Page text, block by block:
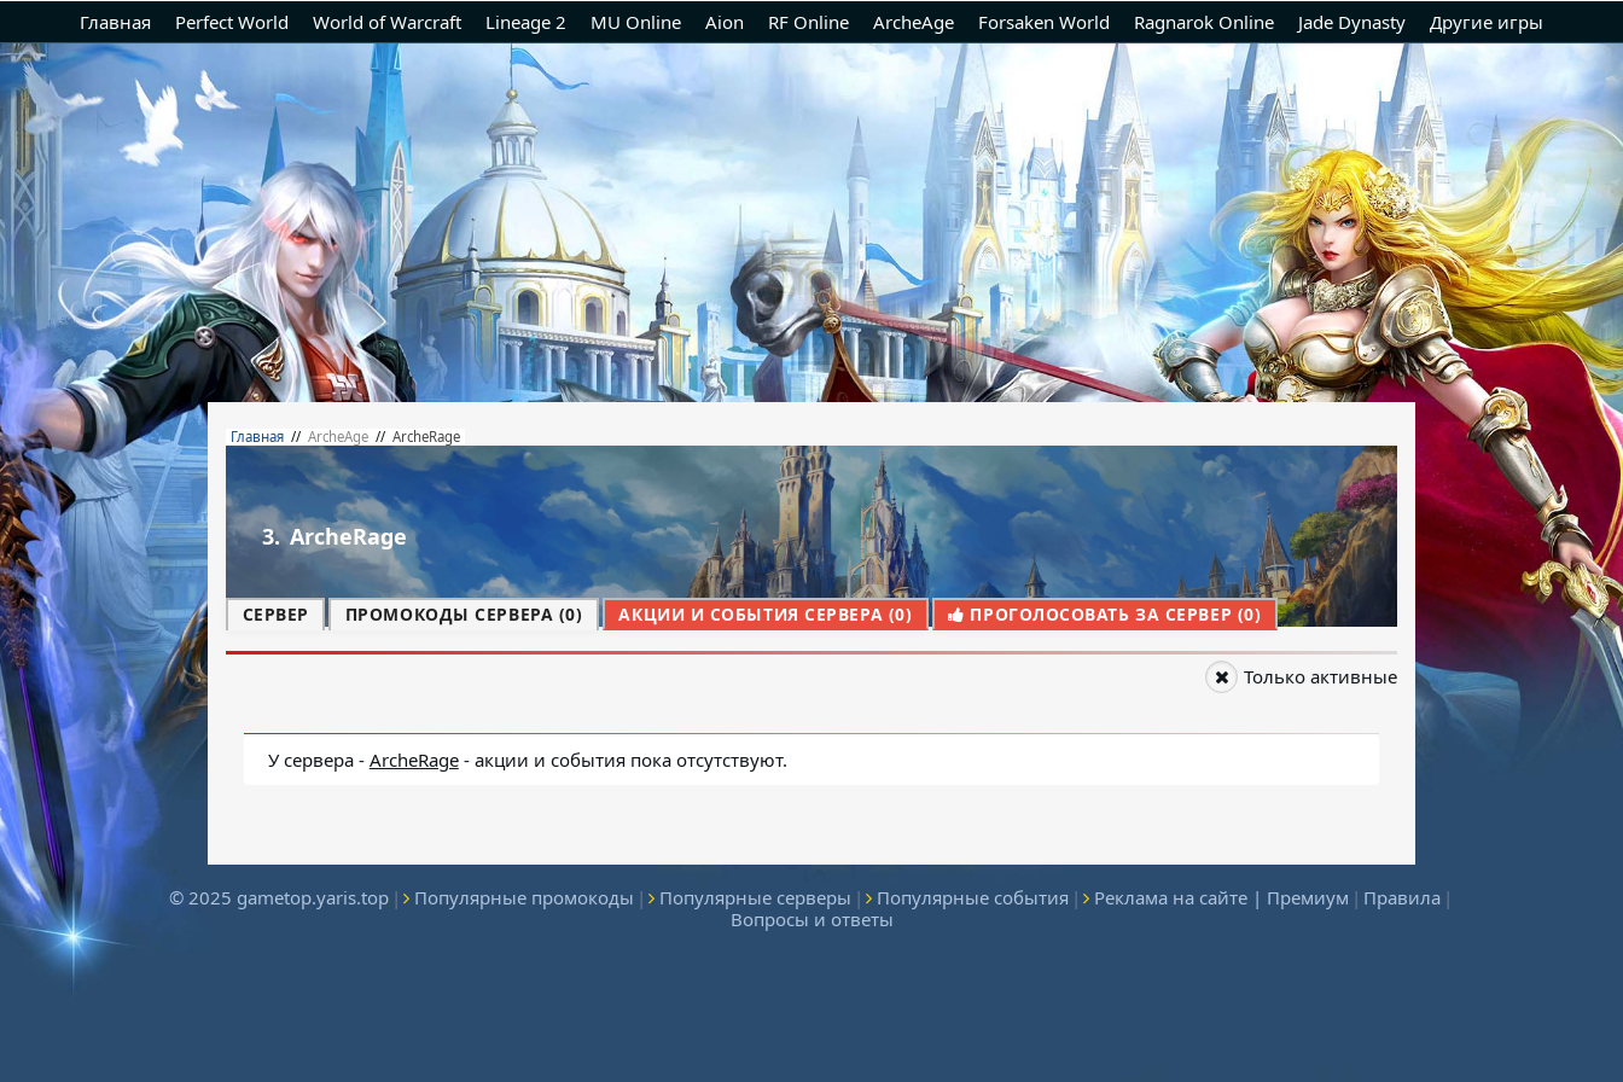
Главная Perfect World World of Warcraft Lineage 2 MU Online Aion RF Online ArcheAge Forsaken World Ragnarok Online Jade Dynasty Другие игры
Главная // ArcheAge // ArcheRage
3. ArcheRage
СЕРВЕР ПРОМОКОДЫ СЕРВЕРА (0) АКЦИИ И СОБЫТИЯ СЕРВЕРА (0) ПРОГОЛОСОВАТЬ ЗА СЕРВЕР (0)
Только активные
У сервера - ArcheRage- акции и события пока отсутствуют.
© 2025 gametop.yaris.top | Популярные промокоды | Популярные серверы | Популярные события | Реклама на сайте | Премиум | Правила |
Вопросы и ответы